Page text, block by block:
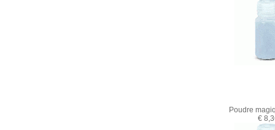
Poudre
€